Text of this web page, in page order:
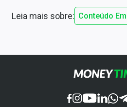
Leia mais sobre: Conteúdo